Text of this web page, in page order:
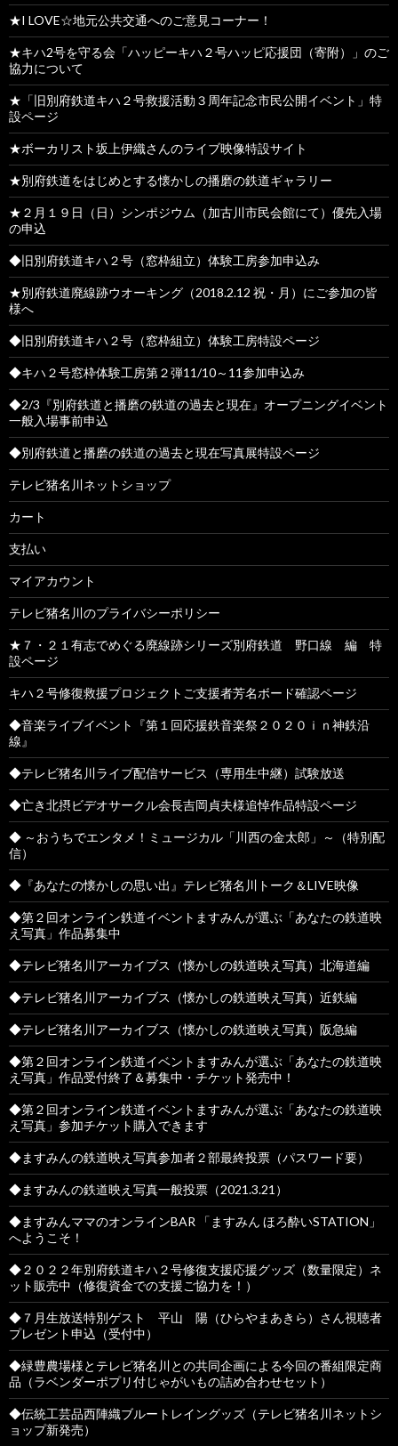
★I LOVE☆地元公共交通へのご意見コーナー！
★キハ2号を守る会「ハッピーキハ２号ハッピ応援団（寄附）」のご
協力について
★「旧別府鉄道キハ２号救援活動３周年記念市民公開イベント」特
設ページ
★ボーカリスト坂上伊織さんのライブ映像特設サイト
★別府鉄道をはじめとする懐かしの播磨の鉄道ギャラリー
★２月１９日（日）シンポジウム（加古川市民会館にて）優先入場
の申込
◆旧別府鉄道キハ２号（窓枠組立）体験工房参加申込み
★別府鉄道廃線跡ウオーキング（2018.2.12 祝・月）にご参加の皆
様へ
◆旧別府鉄道キハ２号（窓枠組立）体験工房特設ページ
◆キハ２号窓枠体験工房第２弾11/10～11参加申込み
◆2/3『別府鉄道と播磨の鉄道の過去と現在』オープニングイベント
一般入場事前申込
◆別府鉄道と播磨の鉄道の過去と現在写真展特設ページ
テレビ猪名川ネットショップ
カート
支払い
マイアカウント
テレビ猪名川のプライバシーポリシー
★７・２１有志でめぐる廃線跡シリーズ別府鉄道 野口線 編 特
設ページ
キハ２号修復救援プロジェクトご支援者芳名ボード確認ページ
◆音楽ライブイベント『第１回応援鉄音楽祭２０２０ｉｎ神鉄沿
線』
◆テレビ猪名川ライブ配信サービス（専用生中継）試験放送
◆亡き北摂ビデオサークル会長吉岡貞夫様追悼作品特設ページ
◆ ～おうちでエンタメ！ミュージカル「川西の金太郎」～（特別配
信）
◆『あなたの懐かしの思い出』テレビ猪名川トーク＆LIVE映像
◆第２回オンライン鉄道イベントますみんが選ぶ「あなたの鉄道映
え写真」作品募集中
◆テレビ猪名川アーカイブス（懐かしの鉄道映え写真）北海道編
◆テレビ猪名川アーカイブス（懐かしの鉄道映え写真）近鉄編
◆テレビ猪名川アーカイブス（懐かしの鉄道映え写真）阪急編
◆第２回オンライン鉄道イベントますみんが選ぶ「あなたの鉄道映
え写真」作品受付終了＆募集中・チケット発売中！
◆第２回オンライン鉄道イベントますみんが選ぶ「あなたの鉄道映
え写真」参加チケット購入できます
◆ますみんの鉄道映え写真参加者２部最終投票（パスワード要）
◆ますみんの鉄道映え写真一般投票（2021.3.21）
◆ますみんママのオンラインBAR 「ますみん ほろ酔いSTATION」
へようこそ！
◆２０２２年別府鉄道キハ２号修復支援応援グッズ（数量限定）ネ
ット販売中（修復資金での支援ご協力を！）
◆７月生放送特別ゲスト 平山 陽（ひらやまあきら）さん視聴者
プレゼント申込（受付中）
◆緑豊農場様とテレビ猪名川との共同企画による今回の番組限定商
品（ラベンダーポプリ付じゃがいもの詰め合わせセット）
◆伝統工芸品西陣織ブルートレイングッズ（テレビ猪名川ネットシ
ョップ新発売）